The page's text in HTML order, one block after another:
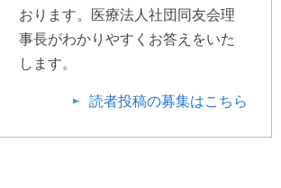
おります。医療法人社団同友会理
事長がわかりやすくお答えをいた
します。
読者投稿の募集はこちら